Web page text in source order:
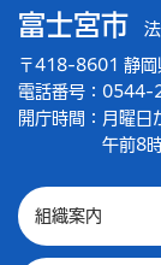
富士宮市
〒418-8601 静岡
電話番号：0544-
開庁時間： 月曜日
午前8
組織案内